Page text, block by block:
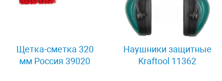
Щетка-сметка 320
мм Россия 39020
Наушники защитные
Kraftool 11362